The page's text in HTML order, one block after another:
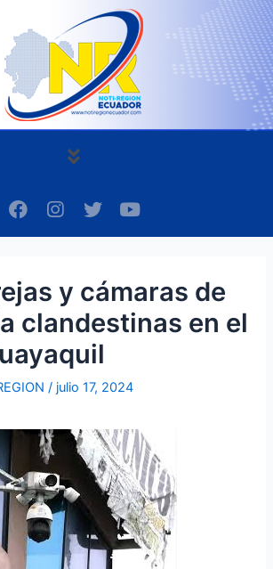
Menú
F
a
c
o
o
k
I
n
s
g
r
a
m
T
w
i
e
Y
o
u
b
e
y cámaras de
clandestinas en el
/ julio 17, 2024